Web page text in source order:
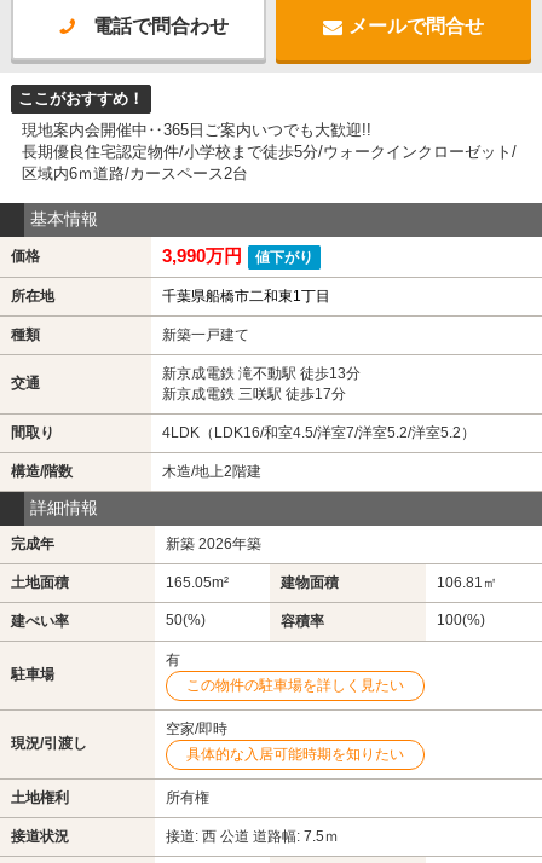
電話で問合わせ メールで問合せ
ここがおすすめ！
現地案内会開催中‥365日ご案内いつでも大歓迎!!
長期優良住宅認定物件/小学校まで徒歩5分/ウォークインクローゼット/
区域内6ｍ道路/カースペース2台
基本情報
価格 3,990万円 値下がり
所在地 千葉県船橋市二和東1丁目
種類 新築一戸建て
交通
新京成電鉄 滝不動駅 徒歩13分
新京成電鉄 三咲駅 徒歩17分
間取り 4LDK（LDK16/和室4.5/洋室7/洋室5.2/洋室5.2）
構造/階数 木造/地上2階建
詳細情報
完成年 新築 2026年築
土地面積 165.05m² 建物面積 106.81㎡
建ぺい率 50(%) 容積率 100(%)
駐車場
有
この物件の駐車場を詳しく見たい
現況/引渡し
空家/即時
具体的な入居可能時期を知りたい
土地権利 所有権
接道状況 接道: 西 公道 道路幅: 7.5ｍ